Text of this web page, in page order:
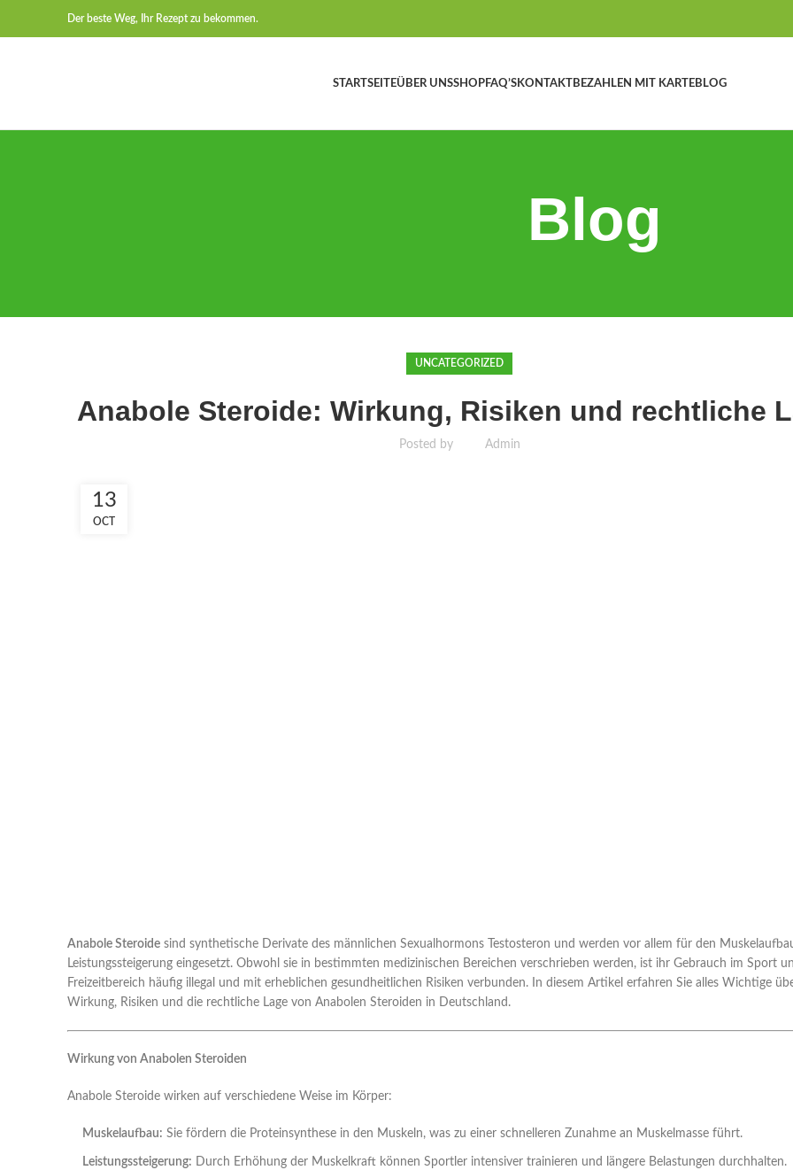
Der beste Weg, Ihr Rezept zu bekommen.
STARTSEITEÜBER UNSSHOPFAQ’SKONTAKTBEZAHLEN MIT KARTEBLOG
Blog
UNCATEGORIZED
Anabole Steroide: Wirkung, Risiken und rechtliche
Posted by Admin
13
OCT
Anabole Steroide sind synthetische Derivate des männlichen Sexualhormons Testosteron und werden vor allem für den
Leistungssteigerung eingesetzt. Obwohl sie in bestimmten medizinischen Bereichen verschrieben werden, ist ihr Gebrauch im Sport
Freizeitbereich häufig illegal und mit erheblichen gesundheitlichen Risiken verbunden. In diesem Artikel erfahren Sie alles Wichtige
Wirkung, Risiken und die rechtliche Lage von Anabolen Steroiden in Deutschland.
Wirkung von Anabolen Steroiden
Anabole Steroide wirken auf verschiedene Weise im Körper:
Muskelaufbau: Sie fördern die Proteinsynthese in den Muskeln, was zu einer schnelleren Zunahme an Muskelmasse führt.
Leistungssteigerung: Durch Erhöhung der Muskelkraft können Sportler intensiver trainieren und längere Belastungen durchhalten.